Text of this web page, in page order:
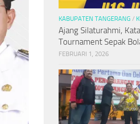
KABUPATEN TANGERANG /
Ajang Silaturahmi,
Tournament Sepak
FEBRUARI 1, 2026